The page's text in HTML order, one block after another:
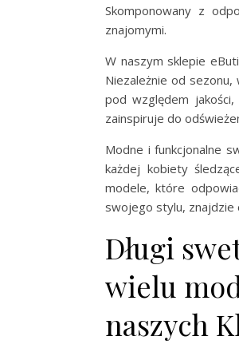
Skomponowany z
znajomymi.
W naszym sklepie
Niezależnie od
pod względem
zainspiruje do
Modne i funkcjonalne
każdej kobiety
modele, które
swojego stylu, znajdzie
Długi
wielu
naszych